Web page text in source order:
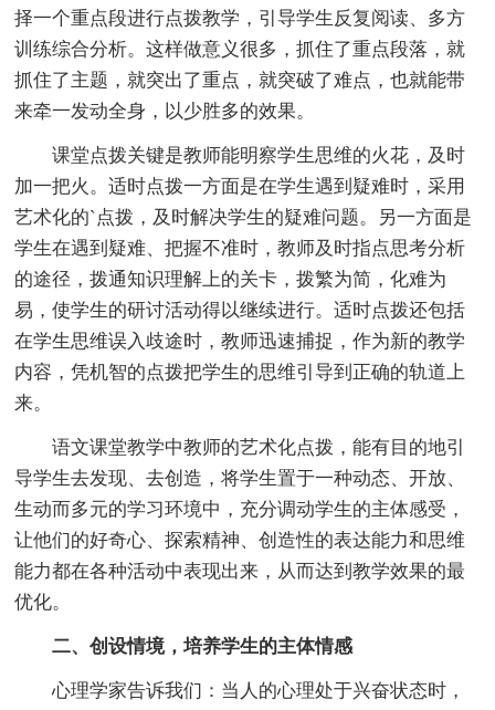
择一个重点段进行点拨教学，引导学生反复阅读、多方
训练综合分析。这样做意义很多，抓住了重点段落，就
抓住了主题，就突出了重点，就突破了难点，也就能带
来牵一发动全身，以少胜多的效果。
课堂点拨关键是教师能明察学生思维的火花，及时
加一把火。适时点拨一方面是在学生遇到疑难时，采用
艺术化的`点拨，及时解决学生的疑难问题。另一方面是
学生在遇到疑难、把握不准时，教师及时指点思考分析
的途径，拨通知识理解上的关卡，拨繁为简，化难为
易，使学生的研讨活动得以继续进行。适时点拨还包括
在学生思维误入歧途时，教师迅速捕捉，作为新的教学
内容，凭机智的点拨把学生的思维引导到正确的轨道上
来。
语文课堂教学中教师的艺术化点拨，能有目的地引
导学生去发现、去创造，将学生置于一种动态、开放、
生动而多元的学习环境中，充分调动学生的主体感受，
让他们的好奇心、探索精神、创造性的表达能力和思维
能力都在各种活动中表现出来，从而达到教学效果的最
优化。
二、创设情境，培养学生的主体情感
心理学家告诉我们：当人的心理处于兴奋状态时，